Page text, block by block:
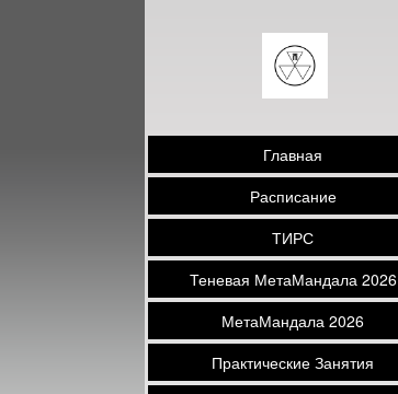
Главная
Расписание
ТИРС
Теневая МетаМандала 2026
МетаМандала 2026
Практические Занятия